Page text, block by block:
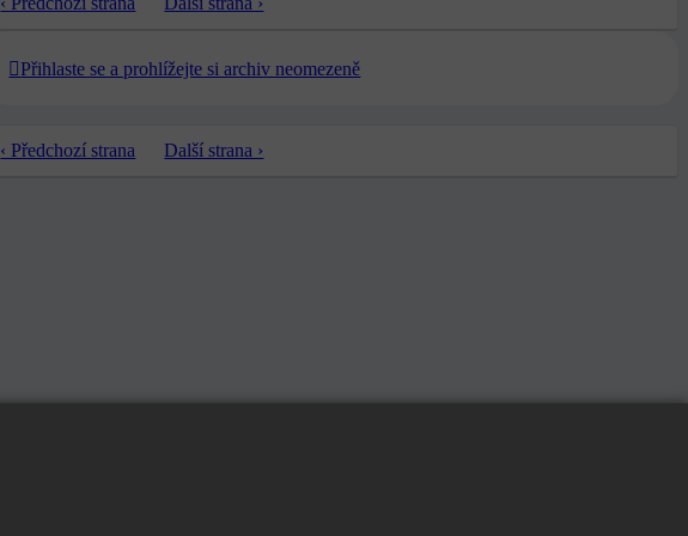
Přihlaste se a prohlížejte si archiv neomezeně
‹ Předchozí strana Další strana ›